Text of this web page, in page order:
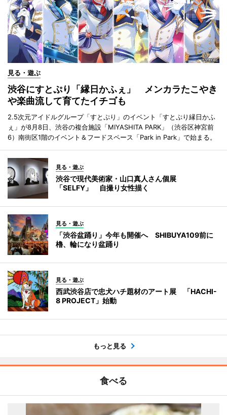
見る・遊ぶ
渋谷にすとぷり「縁日かふぇ」 メンカラたこやき
や楽曲流して育てたイチゴも
2.5次元アイドルグループ「すとぷり」のイベント「すとぷり縁日かふ
ぇ」が8月8日、渋谷の複合施設「MIYASHITA PARK」（渋谷区神宮前
6）南街区1階のイベント＆フードスペース「Park in Park」で始まる。
見る・遊ぶ
渋谷で現代美術家・山口真人さん個展
「SELFY」 自撮り女性描く
見る・遊ぶ
「渋谷盆踊り」今年も開催へ SHIBUYA109前に
櫓、輪になり盆踊り
見る・遊ぶ
西武渋谷店で忠犬ハチ題材のアート展 「HACHI-
8 PROJECT」始動
もっと見る
食べる